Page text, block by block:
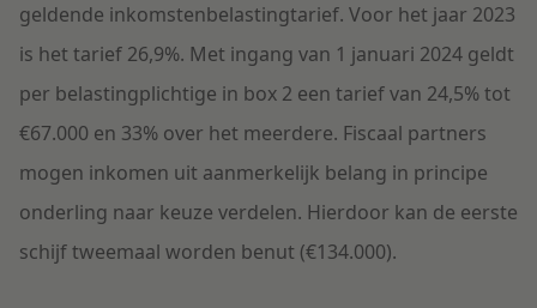
geldende inkomstenbelastingtarief. Voor het jaar 2023
is het tarief 26,9%. Met ingang van 1 januari 2024 geldt
per belastingplichtige in box 2 een tarief van 24,5% tot
€67.000 en 33% over het meerdere. Fiscaal partners
mogen inkomen uit aanmerkelijk belang in principe
onderling naar keuze verdelen. Hierdoor kan de eerste
schijf tweemaal worden benut (€134.000).